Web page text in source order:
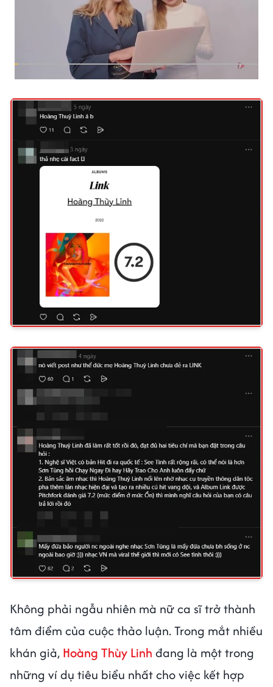
Không phải ngẫu nhiên mà nữ ca sĩ trở thành
tâm điểm của cuộc thảo luận. Trong mắt nhiều
khán giả, Hoàng Thùy Linh đang là một trong
những ví dụ tiêu biểu nhất cho việc kết hợp